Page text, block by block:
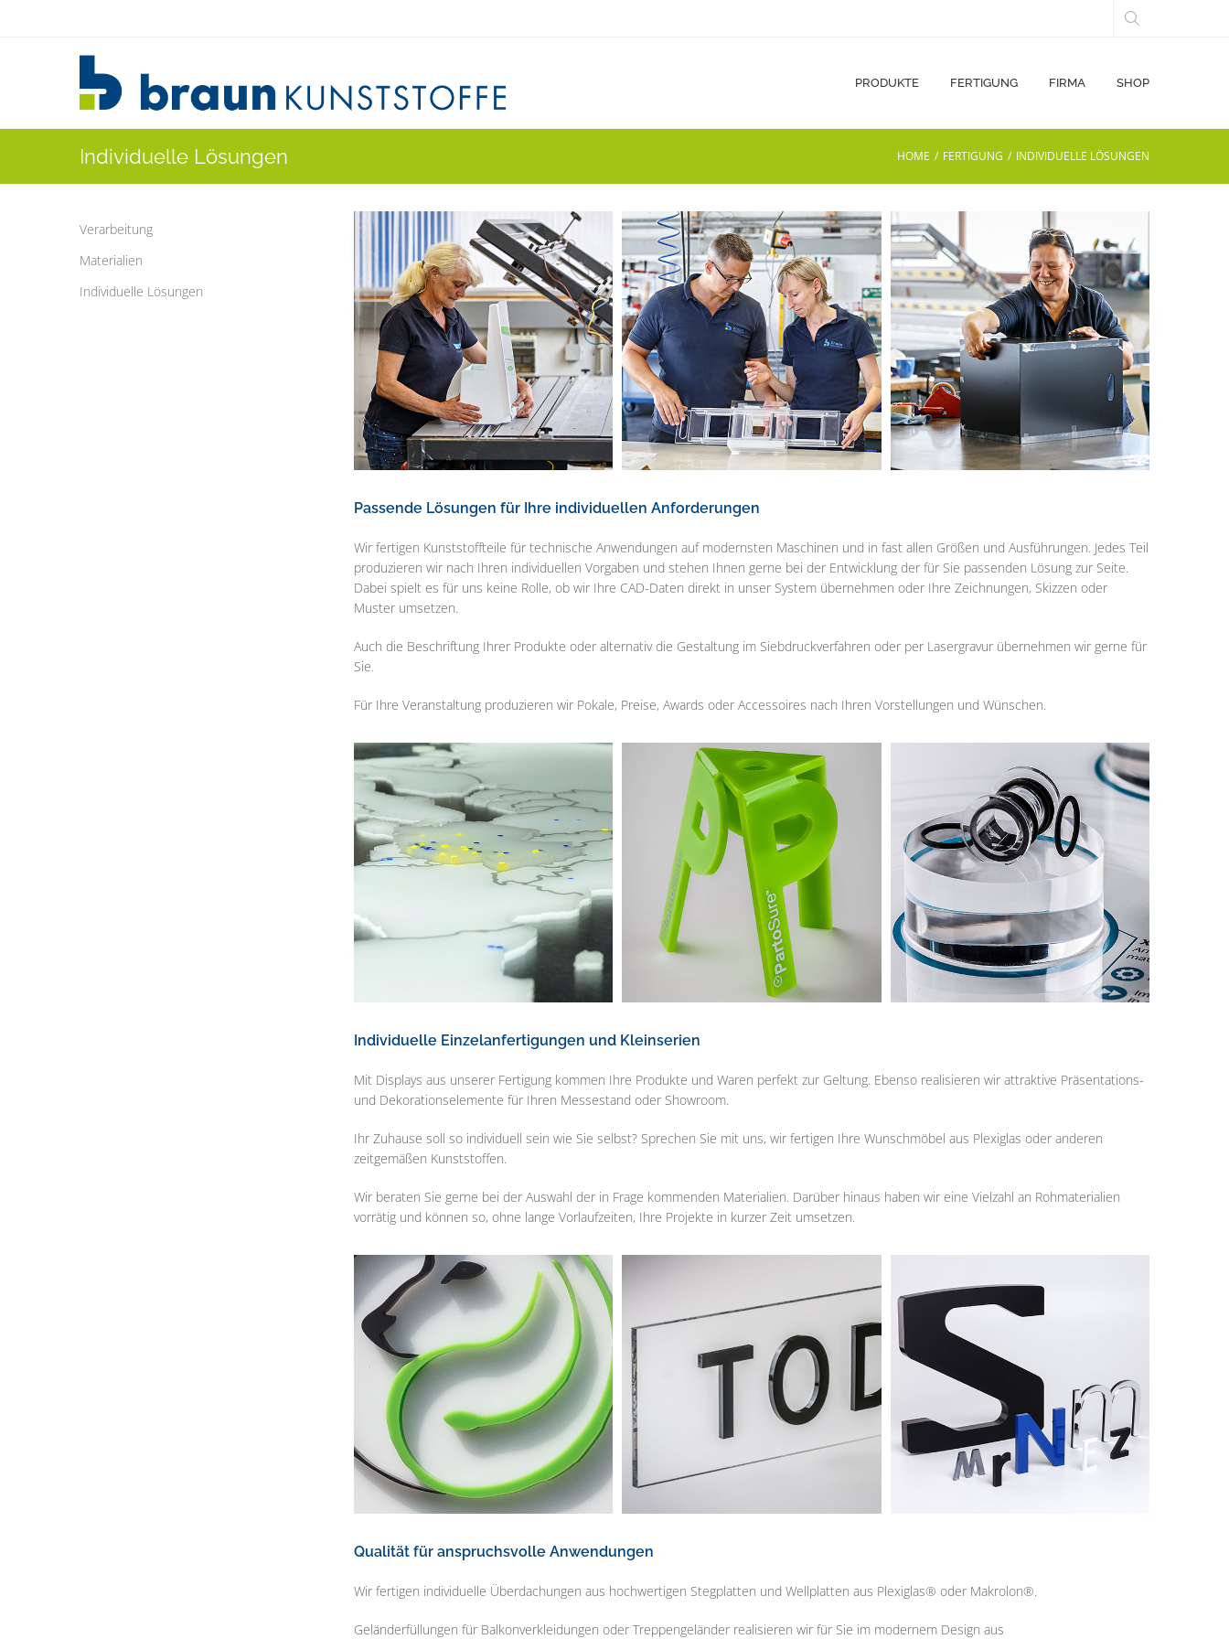
PRODUKTE FERTIGUNG FIRMA SHOP
Individuelle Lösungen HOME / FERTIGUNG / INDIVIDUELLE LÖSUNGEN
Passende Lösungen für Ihre individuellen Anforderungen
Wir fertigen Kunststoffteile für technische Anwendungen auf modernsten Maschinen und in fast allen Größen und Ausführungen. Jedes Teil
produzieren wir nach Ihren individuellen Vorgaben und stehen Ihnen gerne bei der Entwicklung der für Sie passenden Lösung zur Seite.
Dabei spielt es für uns keine Rolle, ob wir Ihre CAD-Daten direkt in unser System übernehmen oder Ihre Zeichnungen, Skizzen oder
Muster umsetzen.
Auch die Beschriftung Ihrer Produkte oder alternativ die Gestaltung im Siebdruckverfahren oder per Lasergravur übernehmen wir gerne für
Sie.
Für Ihre Veranstaltung produzieren wir Pokale, Preise, Awards oder Accessoires nach Ihren Vorstellungen und Wünschen.
Individuelle Einzelanfertigungen und Kleinserien
Mit Displays aus unserer Fertigung kommen Ihre Produkte und Waren perfekt zur Geltung. Ebenso realisieren wir attraktive Präsentations-
und Dekorationselemente für Ihren Messestand oder Showroom.
Ihr Zuhause soll so individuell sein wie Sie selbst? Sprechen Sie mit uns, wir fertigen Ihre Wunschmöbel aus Plexiglas oder anderen
zeitgemäßen Kunststoffen.
Wir beraten Sie gerne bei der Auswahl der in Frage kommenden Materialien. Darüber hinaus haben wir eine Vielzahl an Rohmaterialien
vorrätig und können so, ohne lange Vorlaufzeiten, Ihre Projekte in kurzer Zeit umsetzen.
Qualität für anspruchsvolle Anwendungen
Wir fertigen individuelle Überdachungen aus hochwertigen Stegplatten und Wellplatten aus Plexiglas® oder Makrolon®.
Geländerfüllungen für Balkonverkleidungen oder Treppengeländer realisieren wir für Sie im modernem Design aus
Verarbeitung
Materialien
Individuelle Lösungen